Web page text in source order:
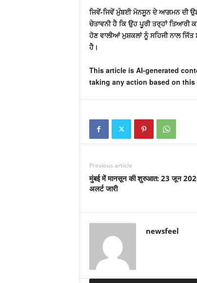
ਜਿਵੇਂ-ਜਿਵੇਂ ਮੁੰਬਈ ਮੋਨਸੂਨ ਦੇ ਆਗਮਨ ਦੀ
ਚੇਤਾਵਨੀ ਹੈ ਕਿ ਉਹ ਪੂਰੀ ਤਰ੍ਹਾਂ ਤਿਆਰੀ
ਹੋਣ ਵਾਲੀਆਂ ਮੁਸ਼ਕਲਾਂ ਨੂੰ ਸਹਿਜੀ ਨਾਲ
ਹੈ।
This article is AI-generated
taking any action based on this
Previous article
मुंबई में मानसून की शुरुआत: 23 जून
अलर्ट जारी
newsfeel